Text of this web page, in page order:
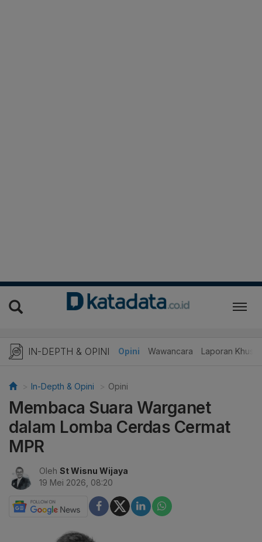
IN-DEPTH & OPINI
Telaah Opini Wawancara Laporan Khusus
In-Depth & Opini Opini
Membaca Suara Warganet
dalam Lomba Cerdas Cermat
MPR
Oleh St Wisnu Wijaya
19 Mei 2026, 08:20